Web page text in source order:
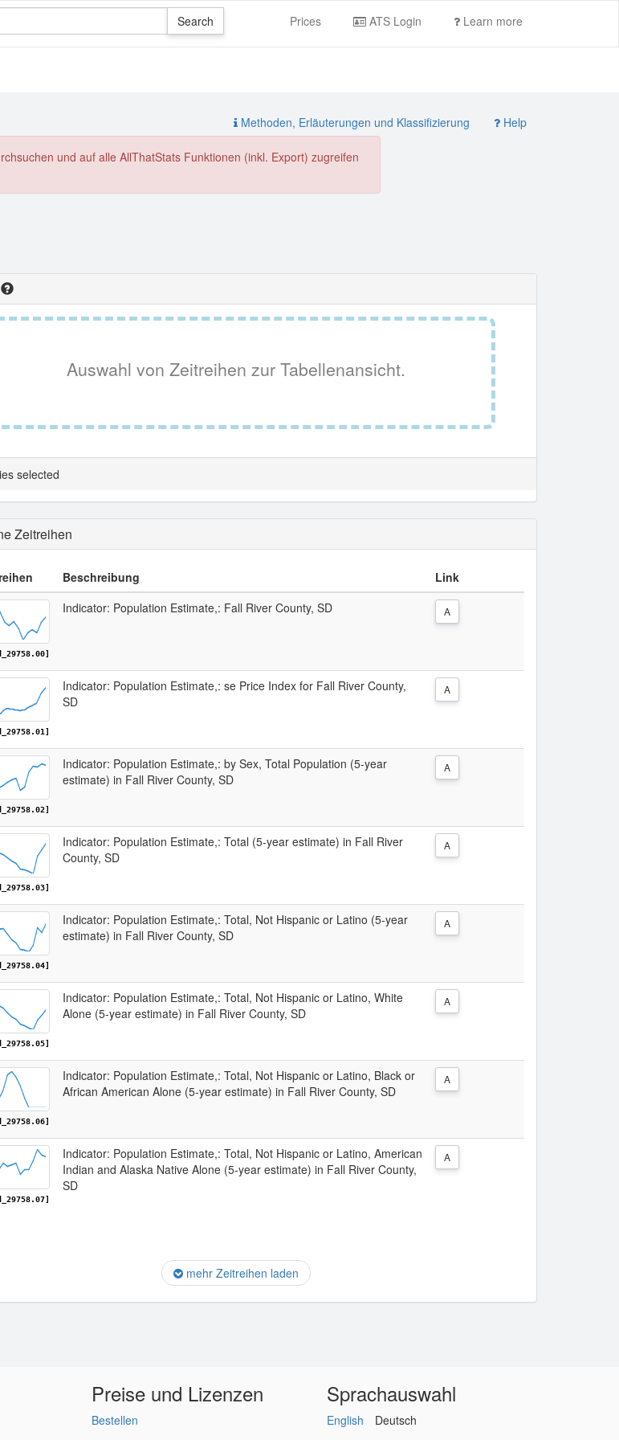
Prices ATS Login Learn more
Methoden, Erläuterungen und Klassifizierung Help
und auf alle AllThatStats Funktionen (inkl. Export) zugreifen
Auswahl von Zeitreihen zur Tabellenansicht.
selected
Zeitreihen
Beschreibung Link
Indicator: Population Estimate,: Fall River County, SD A
Indicator: Population Estimate,: se Price Index for Fall River County,
SD
A
Indicator: Population Estimate,: by Sex, Total Population (5-year
estimate) in Fall River County, SD
A
Indicator: Population Estimate,: Total (5-year estimate) in Fall River
County, SD
A
Indicator: Population Estimate,: Total, Not Hispanic or Latino (5-year
estimate) in Fall River County, SD
A
Indicator: Population Estimate,: Total, Not Hispanic or Latino, White
Alone (5-year estimate) in Fall River County, SD
A
Indicator: Population Estimate,: Total, Not Hispanic or Latino, Black or
African American Alone (5-year estimate) in Fall River County, SD
A
Indicator: Population Estimate,: Total, Not Hispanic or Latino, American
Indian and Alaska Native Alone (5-year estimate) in Fall River County,
SD
A
mehr Zeitreihen laden
Preise und Lizenzen
Bestellen
Sprachauswahl
English Deutsch